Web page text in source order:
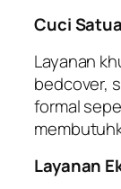
Cuci
Layanan
bedcover,
formal
Layanan